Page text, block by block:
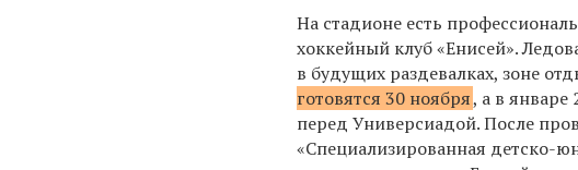
На стадионе есть
хоккейный клуб «Енисей».
в будущих раздевалках, зоне
готовятся 30 ноября, а в январе
перед Универсиадой. После
«Специализированная детско-